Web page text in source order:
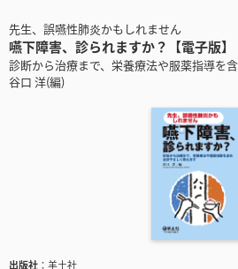
先生、誤嚥性肺炎かもしれません
嚥下障害、診られますか？【電子版】
診断から治療まで、栄養療法や服薬指導を
谷口 洋(編)
出版社
羊土社